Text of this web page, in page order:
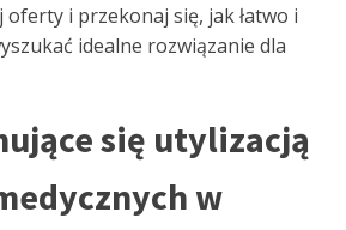
oferty i przekonaj się, jak łatwo i
idealne rozwiązanie dla
się utylizacją
w